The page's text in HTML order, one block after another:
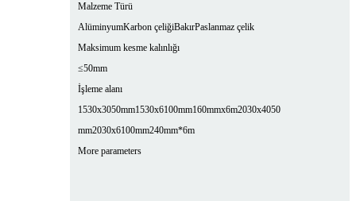
Malzeme Türü
AlüminyumKarbon çeliğiBakırPaslanmaz çelik
Maksimum kesme kalınlığı
≤50mm
İşleme alanı
1530x3050mm1530x6100mm160mmx6m2030x4050
mm2030x6100mm240mm*6m
More parameters